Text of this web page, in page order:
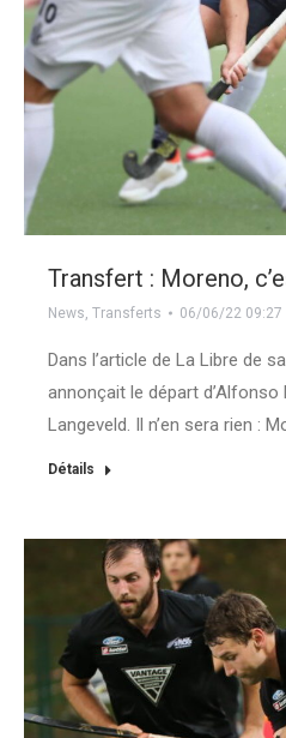
Transfert : Moreno,
News, Transferts 06/06/22 09:27
Dans l’article de La Libre de
annonçait le départ d’Alfonso
Langeveld. Il n’en sera rien :
Détails